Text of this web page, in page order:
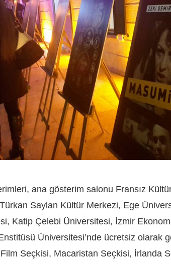
ana gösterim salonu Fransız
Saylan Kültür Merkezi, Ege
Katip Çelebi Üniversitesi, İzmir
Üniversitesi’nde ücretsiz olarak
Seçkisi, Macaristan Seçkisi, İrlanda